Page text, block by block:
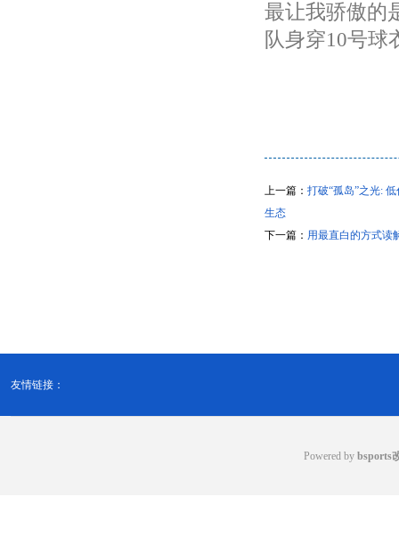
最让我骄傲的
队身穿10号球
上一篇： 打破“孤岛”之光:
生态
下一篇： 用最直白的方式
友情链接：
Powered by bsports